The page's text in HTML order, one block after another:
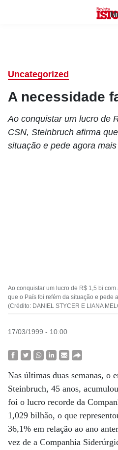
Uncategorized
A necessidade
Ao conquistar um lucro de
CSN, Steinbruch afirma
situação e pede agora
Ao conquistar um lucro de R$ 1,5 bi
que o País foi refém da situação e pede
(Crédito: DANIEL STYCER E LIANA
17/03/1999 - 10:00
Nas últimas duas semanas, o
Steinbruch, 45 anos,
foi o lucro recorde da
1,029 bilhão, o que
36,1% em relação ao ano
vez de a Companhia